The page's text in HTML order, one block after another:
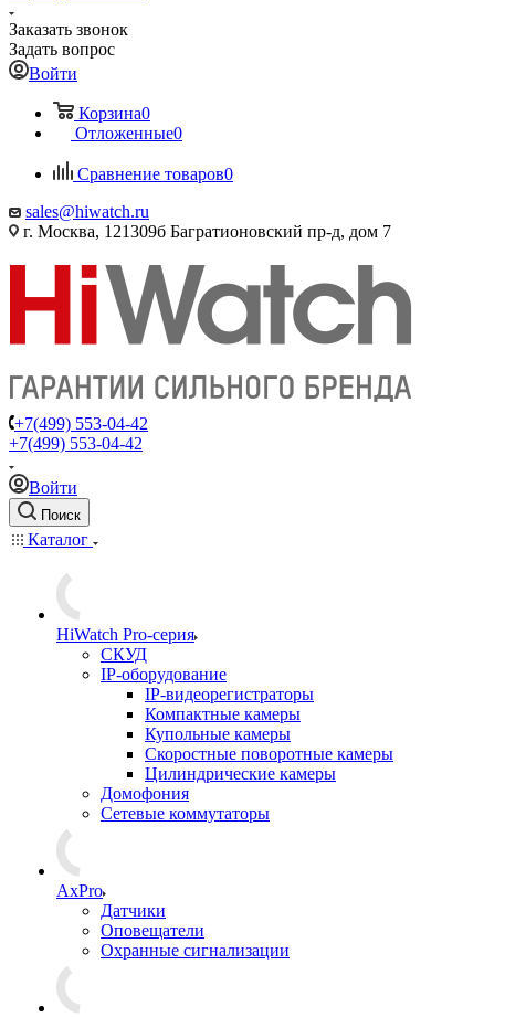
Заказать звонок
Задать вопрос
Войти
Корзина0
Отложенные0
Сравнение товаров0
sales@hiwatch.ru
г. Москва, 121309б Багратионовский пр-д, дом 7
+7(499) 553-04-42
+7(499) 553-04-42
Войти
Поиск
Каталог
HiWatch Pro-серия
CКУД
IP-оборудование
IP-видеорегистраторы
Компактные камеры
Купольные камеры
Скоростные поворотные камеры
Цилиндрические камеры
Домофония
Сетевые коммутаторы
AxPro
Датчики
Оповещатели
Охранные сигнализации